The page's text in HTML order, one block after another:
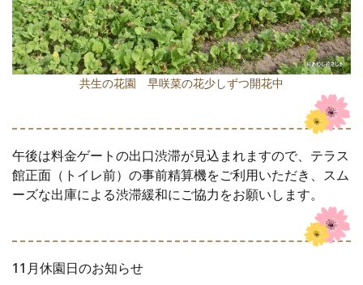
共生の花園 早咲菜の花少しずつ開花中
午後は料金ゲートの出口渋滞が見込まれますので、テラス
館正面（トイレ前）の事前精算機をご利用いただき、スム
ーズな出庫による渋滞緩和にご協力をお願いします。
11月休園日のお知らせ